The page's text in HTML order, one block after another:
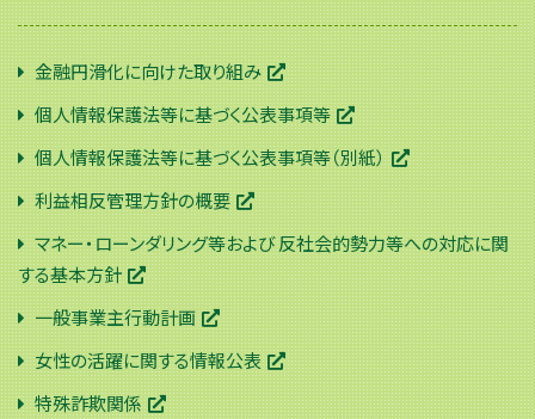
金融円滑化に向けた取り組み
個人情報保護法等に基づく公表事項等
個人情報保護法等に基づく公表事項等（別紙）
利益相反管理方針の概要
マネー・ローンダリング等および 反社会的勢力等への対応に関
する基本方針
一般事業主行動計画
女性の活躍に関する情報公表
特殊詐欺関係